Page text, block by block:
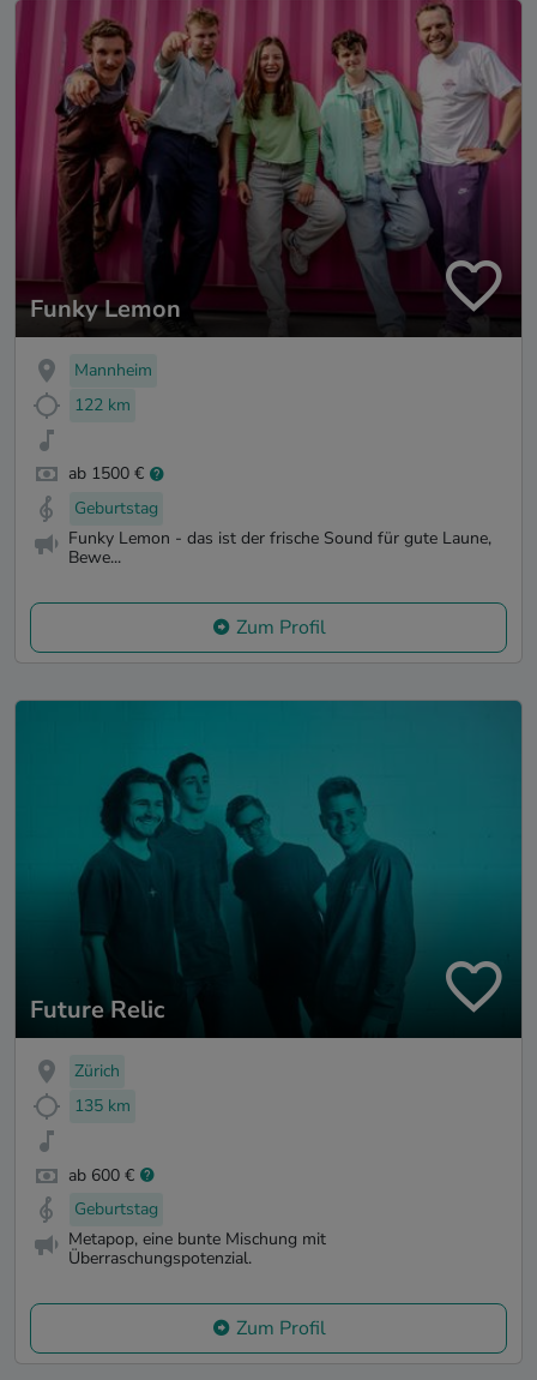
Funky Lemon
Mannheim
122 km
ab 1500 €
Geburtstag
Funky Lemon - das ist der frische Sound für gute Laune,
Bewe...
Zum Profil
Future Relic
Zürich
135 km
ab 600 €
Geburtstag
Metapop, eine bunte Mischung mit
Überraschungspotenzial.
Zum Profil